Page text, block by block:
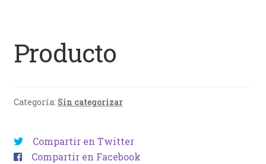
Producto
Categoría: Sin categorizar
Compartir en Twitter
Compartir en Facebook